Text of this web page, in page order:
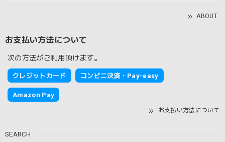
ABOUT
お支払い方法について
次の方法がご利用頂けます。
クレジットカード コンビニ決済・Pay-easy
Amazon Pay
お支払い方法について
SEARCH